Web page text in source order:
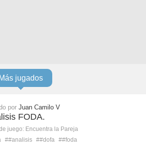
Más jugados
por Juan Camilo V
FODA.
juego: Encuentra la Pareja
##analisis ##dofa ##foda